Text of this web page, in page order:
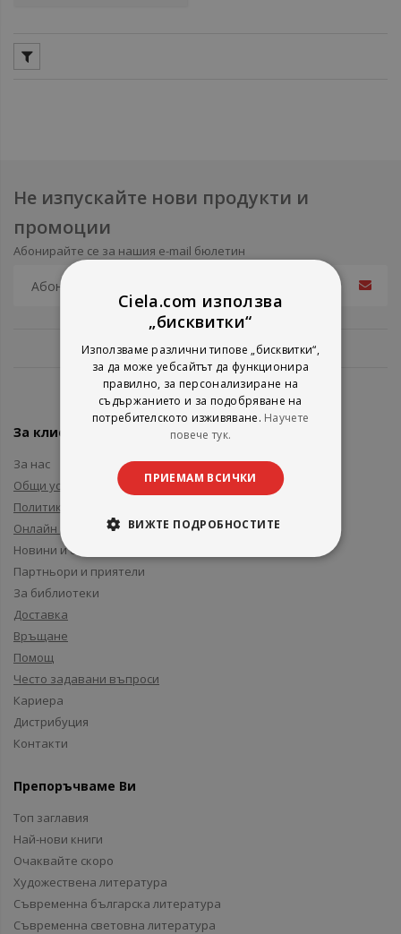
Не изпускайте нови продукти и
промоции
Абонирайте се за нашия e-mail бюлетин
За клиенти
За нас
Общи условия
Политика за поверителност
Онлайн решаване на спорове
Новини и събития
Партньори и приятели
За библиотеки
Доставка
Връщане
Помощ
Често задавани въпроси
Кариера
Дистрибуция
Контакти
Препоръчваме Ви
Топ заглавия
Най-нови книги
Очаквайте скоро
Художествена литература
Съвременна българска литература
Съвременна световна литература
Ciela.com използва
„бисквитки“
Използваме различни типове „бисквитки“,
за да може уебсайтът да функционира
правилно, за персонализиране на
съдържанието и за подобряване на
потребителското изживяване. Научете
повече тук.
ПРИЕМАМ ВСИЧКИ
ВИЖТЕ ПОДРОБНОСТИТЕ